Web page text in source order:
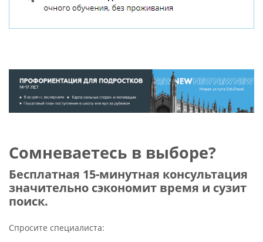
Сомневаетесь в выборе?
Бесплатная 15-минутная консультация
значительно сэкономит время и сузит
поиск.
Спросите специалиста: